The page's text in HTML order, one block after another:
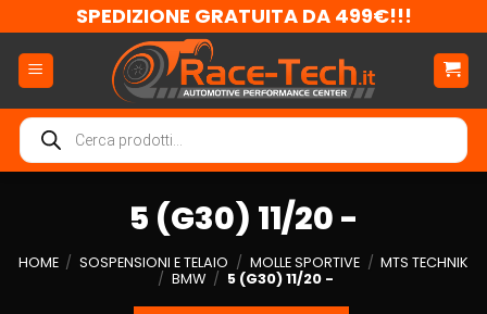
ai
contenuti
SPEDIZIONE GRATUITA DA 499€!!!
Ricerca
prodotti
5 (G30) 11/20 -
HOME / SOSPENSIONI E TELAIO / MOLLE SPORTIVE / MTS TECHNIK
/ BMW / 5 (G30) 11/20 -